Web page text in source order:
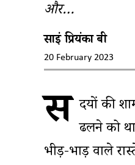
और…
साईं प्रियंका बी
20 February 2023
स र्दियों की
ढलने को
भीड़-भाड़ वाले